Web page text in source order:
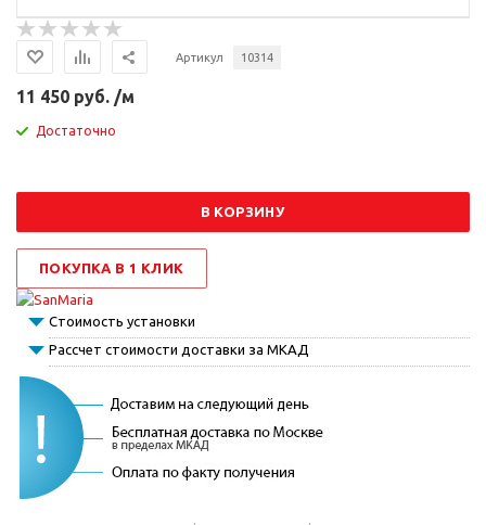
Артикул 10314
11 450 руб. /м
Достаточно
В КОРЗИНУ
ПОКУПКА В 1 КЛИК
Стоимость установки
Рассчет стоимости доставки за МКАД